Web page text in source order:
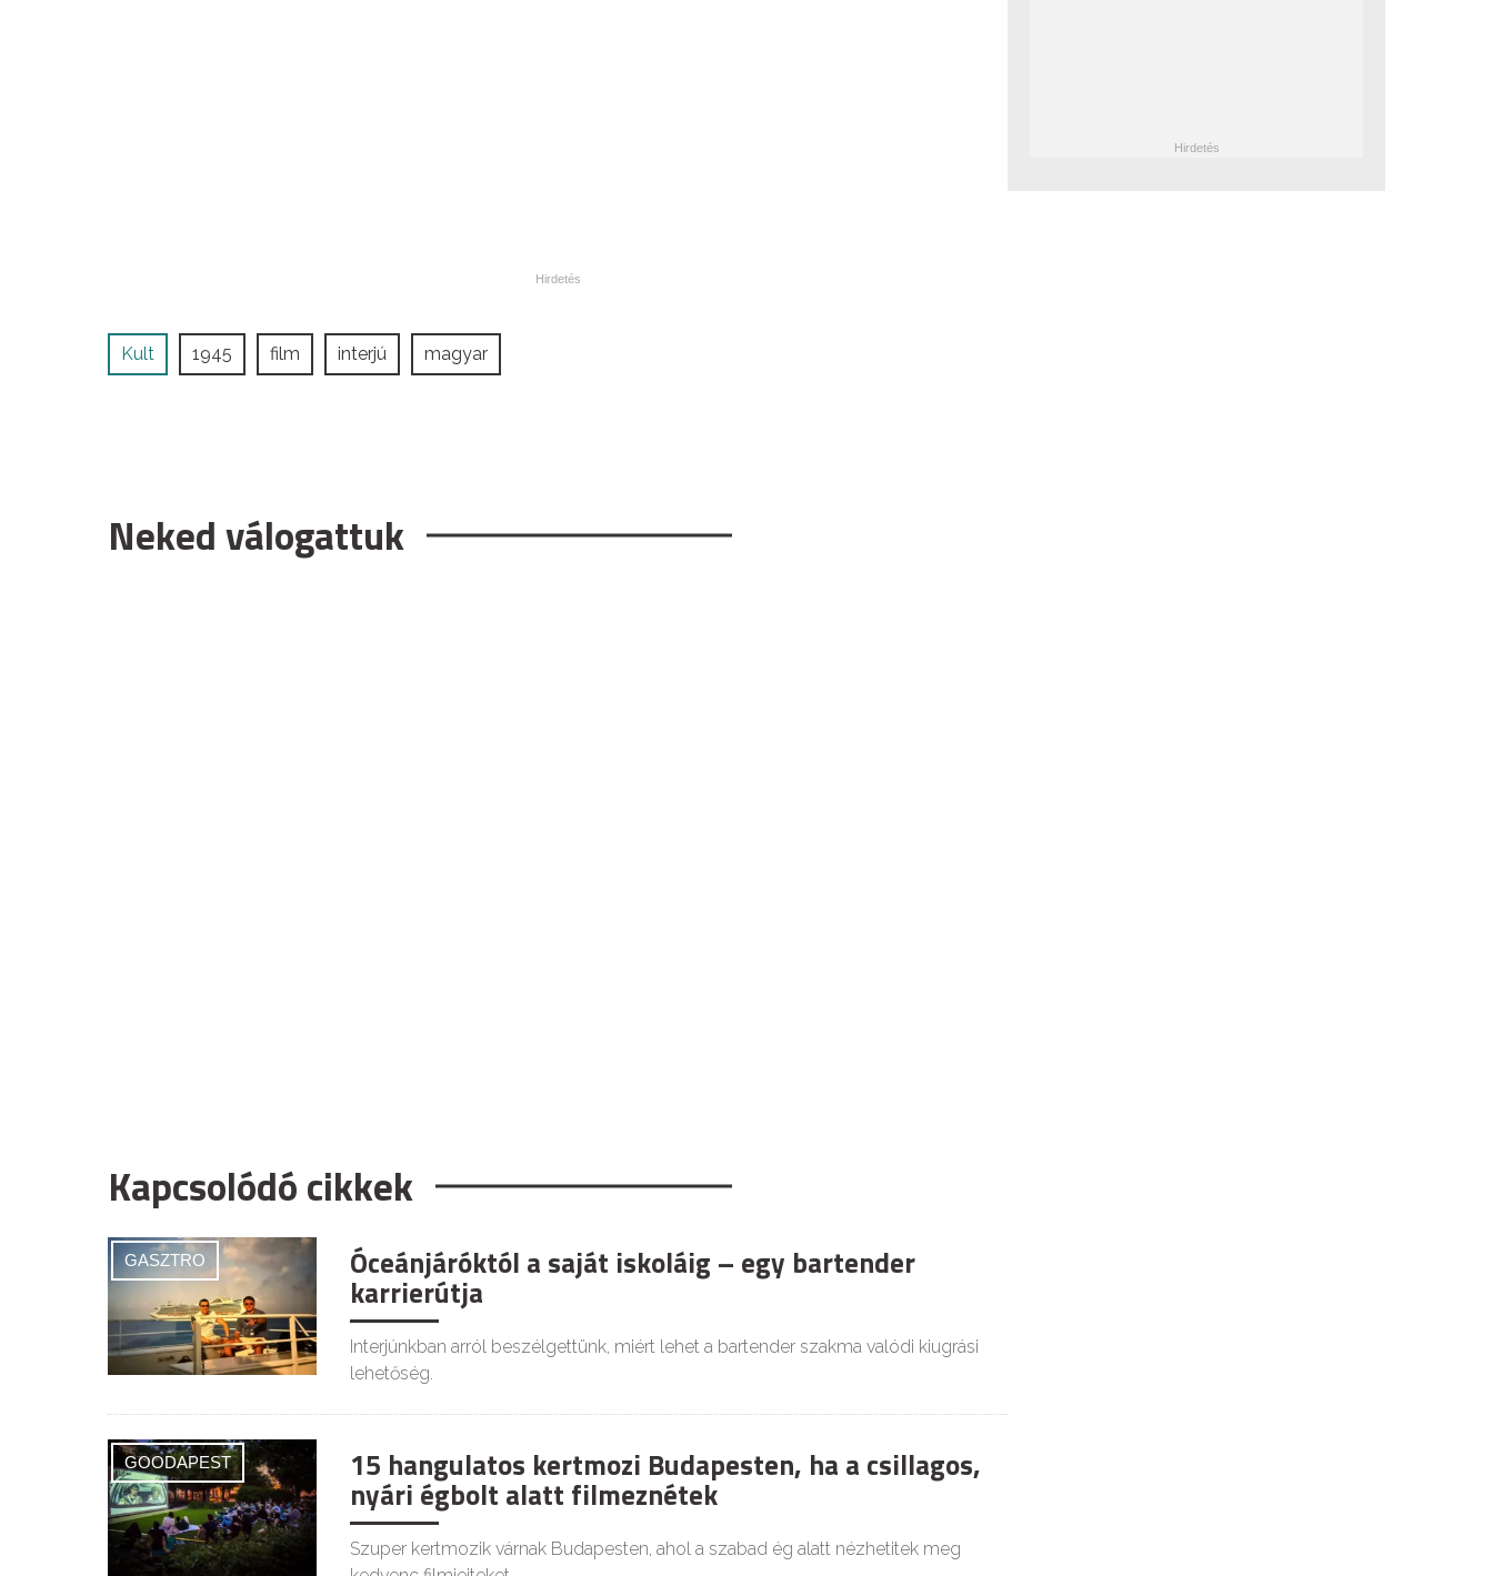
Kult 1945 film interjú magyar
Neked válogattuk
Kapcsolódó cikkek
GASZTRO Óceánjáróktól a saját iskoláig – egy bartender
karrierútja
Interjúnkban arról beszélgettünk, miért lehet a bartender szakma valódi kiugrási
lehetőség.
GOODAPEST 15 hangulatos kertmozi Budapesten, ha a csillagos,
nyári égbolt alatt filmeznétek
Szuper kertmozik várnak Budapesten, ahol a szabad ég alatt nézhetitek meg